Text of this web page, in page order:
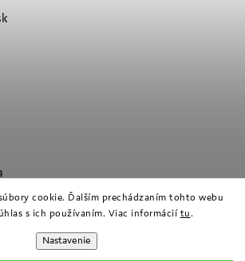
cookie. Ďalším prechádzaním tohto webu
s ich používaním. Viac informácií tu.
Nastavenie